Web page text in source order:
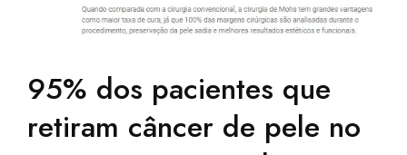
95% dos pacientes que
retiram câncer de pele no